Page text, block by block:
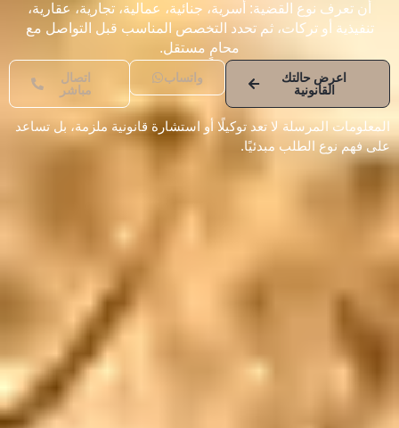
أن تعرف نوع القضية: أسرية، جنائية، عمالية، تجارية، عقارية،
تنفيذية أو تركات، ثم تحدد التخصص المناسب قبل التواصل مع
محامٍ مستقل.
اعرض حالتك
القانونية
واتساب
اتصال
مباشر
المعلومات المرسلة لا تعد توكيلًا أو استشارة قانونية ملزمة، بل تساعد
على فهم نوع الطلب مبدئيًا.